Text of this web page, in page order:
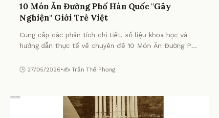
10 Món Ăn Đường Phố Hàn Quốc "Gây
Nghiện" Giới Trẻ Việt
Cung cấp các phân tích chi tiết, số liệu khoa học và
hướng dẫn thực tế về chuyên đề 10 Món Ăn Đường Phố
🕒 27/05/2026•✍️ Trần Thế Phong